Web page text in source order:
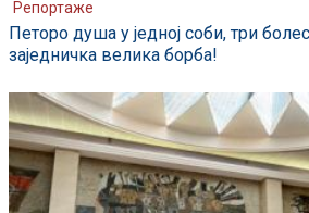
Репортаже
Петоро душа у једној соби, три
заједничка велика борба!